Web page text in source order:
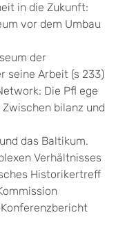
in die Zukunft:
vor dem Umbau
der
seine Arbeit (s 233)
Die Pfl ege
bilanz und
das Baltikum.
Verhältnisses
Historikertreff